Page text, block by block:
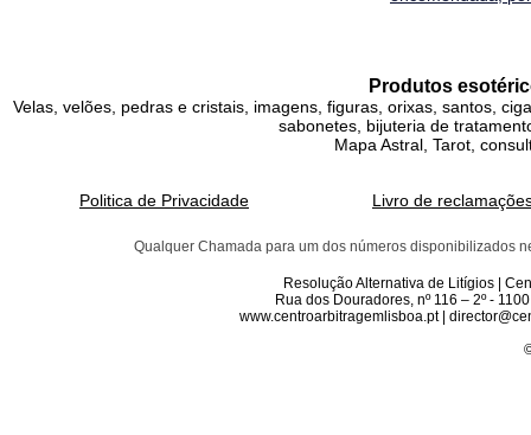
Produtos
Velas, velões, pedras e cristais, imagens, figuras, orixas, santos,
sabonetes, bijuteria de
Mapa Astral, Tarot,
Politica de Privacidade Livro de
Qualquer Chamada para um dos números disponibilizados
Resolução Alternativa de Litígios |
Rua dos Douradores, nº 116 – 2º -
www.centroarbitragemlisboa.pt |